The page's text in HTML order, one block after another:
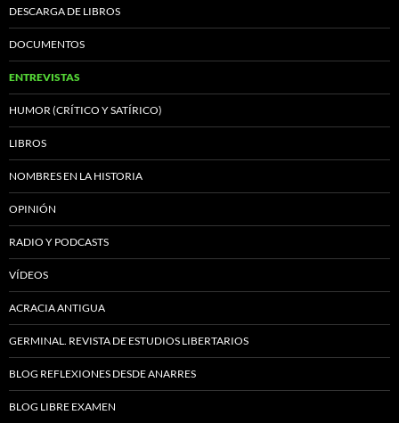
DESCARGA DE LIBROS
DOCUMENTOS
ENTREVISTAS
HUMOR (CRÍTICO Y SATÍRICO)
LIBROS
NOMBRES EN LA HISTORIA
OPINIÓN
RADIO Y PODCASTS
VÍDEOS
ACRACIA ANTIGUA
GERMINAL. REVISTA DE ESTUDIOS LIBERTARIOS
BLOG REFLEXIONES DESDE ANARRES
BLOG LIBRE EXAMEN